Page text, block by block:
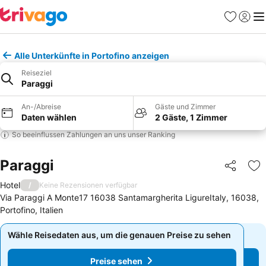
Favoriten
Alle Unterkünfte in Portofino anzeigen
Reiseziel
Paraggi
An-/Abreise
Daten wählen
Gäste und Zimmer
2 Gäste, 1 Zimmer
So beeinflussen Zahlungen an uns unser Ranking
Paraggi Teilen
Hotel / Keine Rezensionen verfügbar
Via Paraggi A Monte17 16038 Santamargherita LigureItaly, 16038,
Portofino, Italien
Wähle Reisedaten aus, um die genauen Preise zu sehen
Preise sehen
Wähle Reisedaten aus, um die genauen Preise zu sehen
Preise sehen